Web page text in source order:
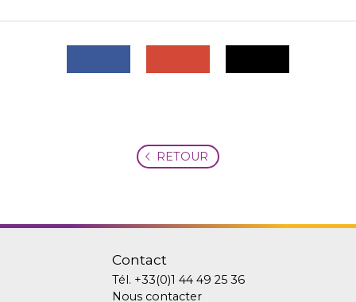
RETOUR
Contact
Tél. +33(0)1 44 49 25 36
Nous contacter